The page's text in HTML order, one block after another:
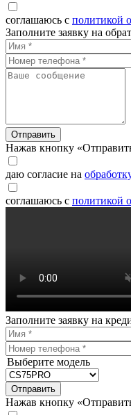
соглашаюсь с политикой
Заполните заявку на
Отправить
Нажав кнопку
даю согласие на
соглашаюсь с политикой
Заполните заявку на
Выберите модель
Отправить
Нажав кнопку